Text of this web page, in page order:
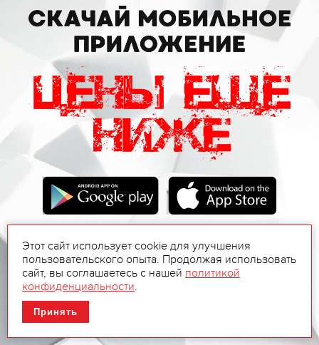
Этот сайт использует cookie для улучшения
пользовательского опыта. Продолжая использовать
сайт, вы соглашаетесь с нашей политикой
конфиденциальности.
Принять